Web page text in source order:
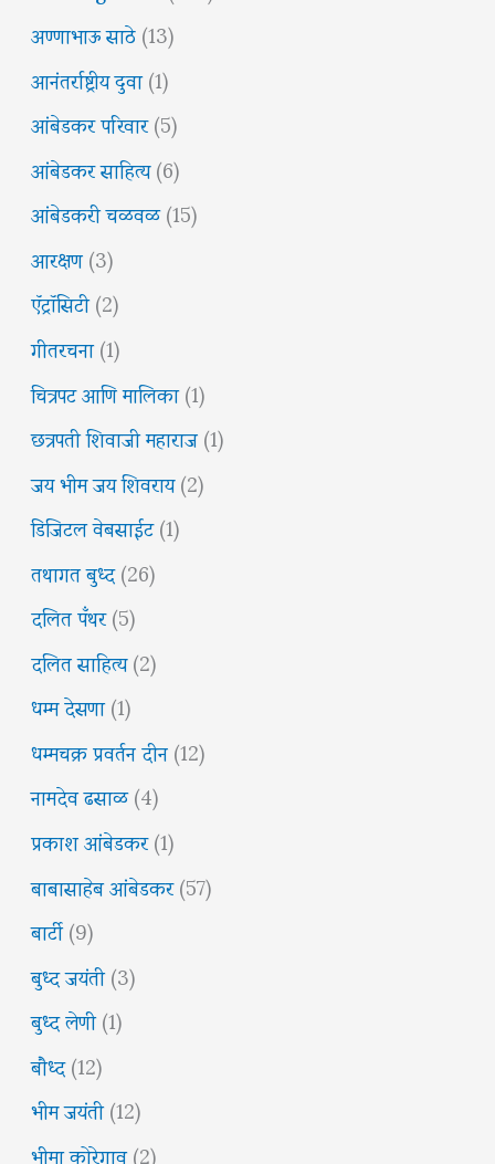
अण्णाभाऊ साठे(13)
आनंतर्राष्ट्रीय दुवा(1)
आंबेडकर परिवार(5)
आंबेडकर साहित्य(6)
आंबेडकरी चळवळ(15)
आरक्षण(3)
ऍट्रॉसिटी(2)
गीतरचना(1)
चित्रपट आणि मालिका(1)
छत्रपती शिवाजी महाराज(1)
जय भीम जय शिवराय(2)
डिजिटल वेबसाईट(1)
तथागत बुध्द(26)
दलित पँथर(5)
दलित साहित्य(2)
धम्म देसणा(1)
धम्मचक्र प्रवर्तन दीन(12)
नामदेव ढसाळ(4)
प्रकाश आंबेडकर(1)
बाबासाहेब आंबेडकर(57)
बार्टी(9)
बुध्द जयंती(3)
बुध्द लेणी(1)
बौध्द(12)
भीम जयंती(12)